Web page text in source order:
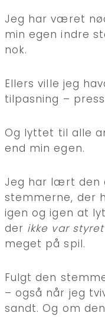
Jeg har været
min egen indre
nok.
Ellers ville jeg
tilpasning –
Og lyttet til alle
end min egen.
Jeg har lært den
stemmerne, der
igen og igen at
der ikke var
meget på spil.
Fulgt den
– også når jeg
sandt. Og om